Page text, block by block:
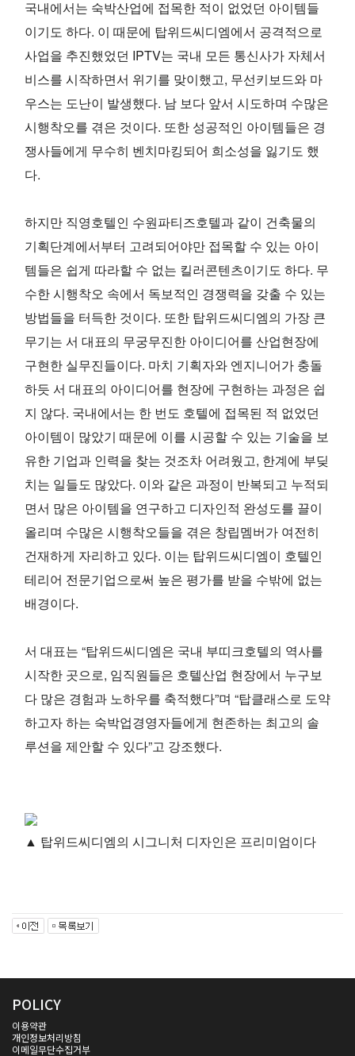
국내에서는 숙박산업에 접목한 적이 없었던 아이템들
이기도 하다. 이 때문에 탑위드씨디엠에서 공격적으로
사업을 추진했었던 IPTV는 국내 모든 통신사가 자체서
비스를 시작하면서 위기를 맞이했고, 무선키보드와 마
우스는 도난이 발생했다. 남 보다 앞서 시도하며 수많은
시행착오를 겪은 것이다. 또한 성공적인 아이템들은 경
쟁사들에게 무수히 벤치마킹되어 희소성을 잃기도 했
다.
하지만 직영호텔인 수원파티즈호텔과 같이 건축물의
기획단계에서부터 고려되어야만 접목할 수 있는 아이
템들은 쉽게 따라할 수 없는 킬러콘텐츠이기도 하다. 무
수한 시행착오 속에서 독보적인 경쟁력을 갖출 수 있는
방법들을 터득한 것이다. 또한 탑위드씨디엠의 가장 큰
무기는 서 대표의 무궁무진한 아이디어를 산업현장에
구현한 실무진들이다. 마치 기획자와 엔지니어가 충돌
하듯 서 대표의 아이디어를 현장에 구현하는 과정은 쉽
지 않다. 국내에서는 한 번도 호텔에 접목된 적 없었던
아이템이 많았기 때문에 이를 시공할 수 있는 기술을 보
유한 기업과 인력을 찾는 것조차 어려웠고, 한계에 부딪
치는 일들도 많았다. 이와 같은 과정이 반복되고 누적되
면서 많은 아이템을 연구하고 디자인적 완성도를 끌이
올리며 수많은 시행착오들을 겪은 창립멤버가 여전히
건재하게 자리하고 있다. 이는 탑위드씨디엠이 호텔인
테리어 전문기업으로써 높은 평가를 받을 수밖에 없는
배경이다.
서 대표는 “탑위드씨디엠은 국내 부띠크호텔의 역사를
시작한 곳으로, 임직원들은 호텔산업 현장에서 누구보
다 많은 경험과 노하우를 축적했다”며 “탑클래스로 도약
하고자 하는 숙박업경영자들에게 현존하는 최고의 솔
루션을 제안할 수 있다”고 강조했다.
▲ 탑위드씨디엠의 시그니처 디자인은 프리미엄이다
POLICY
이용약관
개인정보처리방침
이메일무단수집거부